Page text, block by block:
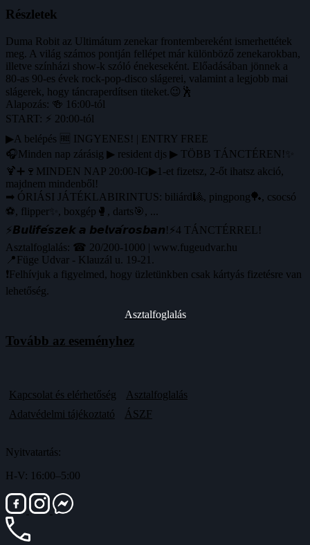
Részletek
Duma Robit az Ultimátum zenekar frontembereként ismerhettétek
meg. A világ számos pontján fellépet már különböző zenekarokban,
illetve színházi show-k szóló énekeseként. Előadásában jönnek a
80-as 90-es évek rock-pop-disco slágerei, valamint a legjobb mai
slágerek, hogy táncraperdítsen titeket.😉🕺
Alapozás: 🍻 16:00-tól
START: ⚡ 20:00-tól
▶A belépés 🆓 INGYENES! | ENTRY FREE
🎧Minden nap zárásig ▶ resident djs ▶ TÖBB TÁNCTÉREN!✨
🍹➕🍷MINDEN NAP 20:00-IG▶1-et fizetsz, 2-őt ihatsz akció,
majdnem mindenből!
➡ ÓRIÁSI JÁTÉKLABIRINTUS: biliárd🎱, pingpong🏓, csocsó
⚽️, flipper✨, boxgép🥊, darts🎯, ...
⚡️𝘽𝙪𝙡𝙞𝙛𝙚́𝙨𝙯𝙚𝙠 𝙖 𝙗𝙚𝙡𝙫𝙖́𝙧𝙤𝙨𝙗𝙖𝙣!⚡️4 TÁNCTÉRREL!
Asztalfoglalás: ☎ 20/200-1000 | www.fugeudvar.hu
📍Füge Udvar - Klauzál u. 19-21.
❗️Felhívjuk a figyelmed, hogy üzletünkben csak kártyás fizetésre van
lehetőség.
Asztalfoglalás
Tovább az eseményhez
Kapcsolat és elérhetőség
Asztalfoglalás
Adatvédelmi tájékoztató
ÁSZF
Nyitvatartás:
H-V: 16:00–5:00